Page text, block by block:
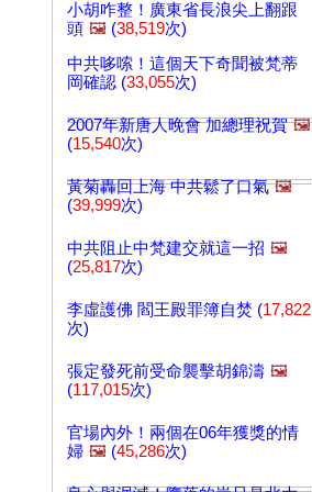
小胡咋整！廣東省長浪尖上翻跟
頭 🖼️ (38,519次)
中共哆嗦！這個天下奇聞被梵蒂
岡確認 (33,055次)
2007年新唐人晚會 加總理祝賀 🖼️
(15,540次)
黃菊轟回上海 中共鬆了口氣 🖼️
(39,999次)
中共阻止中梵建交就這一招 🖼️
(25,817次)
李虛護佛 閻王殿罪簿自焚 (17,822
次)
張定發死前受命襲擊胡錦濤 🖼️
(117,015次)
官場內外！兩個在06年獲獎的情
婦 🖼️ (45,286次)